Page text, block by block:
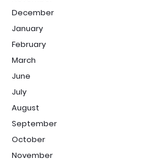
December
January
February
March
June
July
August
September
October
November